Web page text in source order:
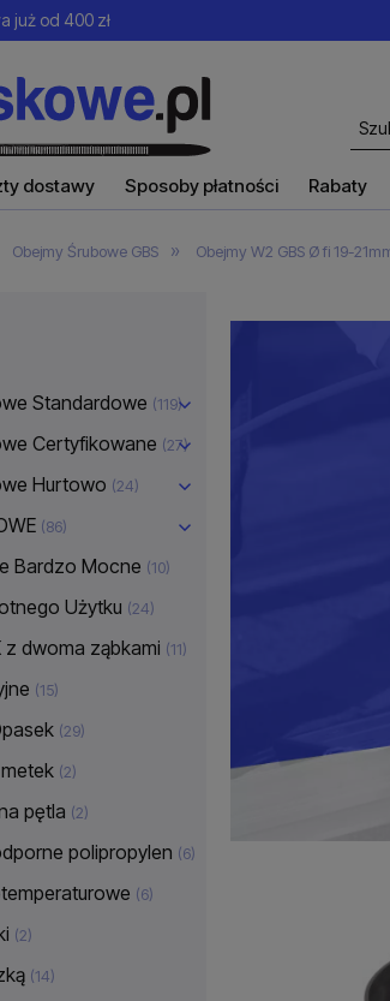
już od 400 zł
dostawy Sposoby płatności Rabaty
Obejmy Śrubowe GBS » Obejmy W2 GBS Ø fi 19-
Standardowe (119)
Certyfikowane (27)
Hurtowo (24)
(86)
Bardzo Mocne (10)
Użytku (24)
z dwoma ząbkami (11)
(15)
(29)
(2)
pętla (2)
polipropylen (6)
(6)
(2)
(14)